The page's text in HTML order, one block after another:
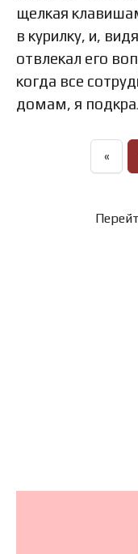
щелкая
в курилку, и,
отвлекал его
когда все
домам, я
«